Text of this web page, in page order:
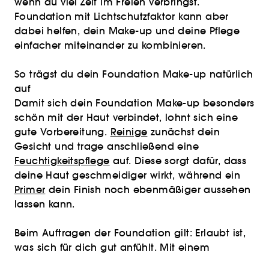
Foundation mit Lichtschutzfaktor kann aber
dabei helfen, dein Make-up und deine Pflege
einfacher miteinander zu kombinieren.
So trägst du dein Foundation Make-up natürlich
auf
Damit sich dein Foundation Make-up besonders
schön mit der Haut verbindet, lohnt sich eine
gute Vorbereitung. Reinige zunächst dein
Gesicht und trage anschließend eine
Feuchtigkeitspflege auf. Diese sorgt dafür, dass
deine Haut geschmeidiger wirkt, während ein
Primer dein Finish noch ebenmäßiger aussehen
lassen kann.
Beim Auftragen der Foundation gilt: Erlaubt ist,
was sich für dich gut anfühlt. Mit einem